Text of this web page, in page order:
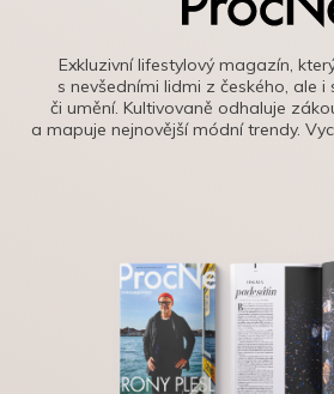
Exkluzivní lifestylový magazín,
s nevšedními lidmi z českého, ale i
či umění. Kultivovaně odhaluje
a mapuje nejnovější módní trendy.